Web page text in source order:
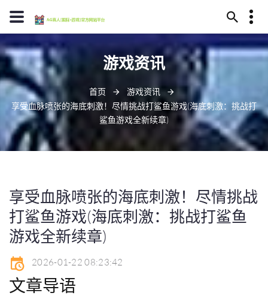
13594780409
南昌市甩坟山121号
游戏资讯
首页
游戏资讯
享受血脉喷张的海底刺激！尽情挑战打鲨鱼游戏(海底刺激：挑战打
鲨鱼游戏全新续章)
享受血脉喷张的海底刺激！尽情挑战
打鲨鱼游戏(海底刺激：挑战打鲨鱼
游戏全新续章)
2026-01-22 08:23:42
文章导语